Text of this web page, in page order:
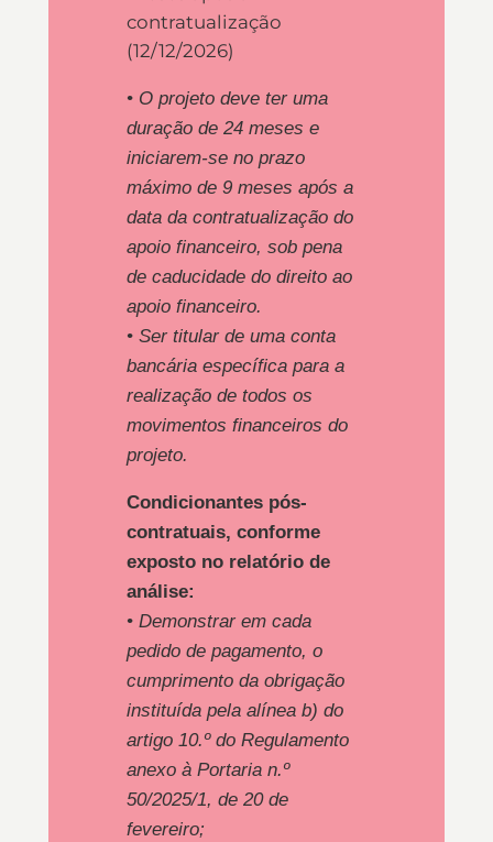
contratualização
(12/12/2026)
• O projeto deve ter uma
duração de 24 meses e
iniciarem-se no prazo
máximo de 9 meses após a
data da contratualização do
apoio financeiro, sob pena
de caducidade do direito ao
apoio financeiro.
• Ser titular de uma conta
bancária específica para a
realização de todos os
movimentos financeiros do
projeto.
Condicionantes pós-
contratuais, conforme
exposto no relatório de
análise:
• Demonstrar em cada
pedido de pagamento, o
cumprimento da obrigação
instituída pela alínea b) do
artigo 10.º do Regulamento
anexo à Portaria n.º
50/2025/1, de 20 de
fevereiro;